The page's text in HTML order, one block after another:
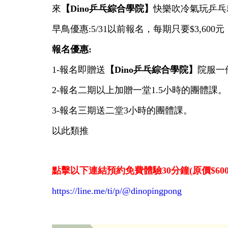
來 【Dino乒乓綜合學院】快樂吹冷氣玩乒乓
早鳥優惠:5/31以前報名，每期只要$3,600元
報名優惠:
1-報名即贈送 【Dino乒乓綜合學院】
院服一
2-報名二期以上加贈一堂1.5小時的團體課。
3-報名三期送二堂3小時的團體課。
以此類推
點擊以下連結預約免費體驗30分鐘(原價
https://line.me/ti/p/@dinopingpong